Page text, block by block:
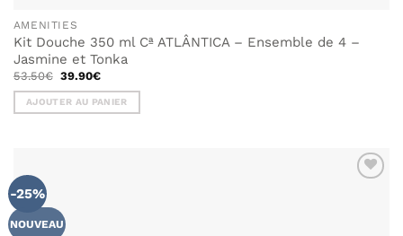
AMENITIES
Kit Douche 350 ml Cª ATLÂNTICA – Ensemble de 4 –
Jasmine et Tonka
53.50€ Le
initial
était :
53.50€.
39.90€Le
actuel
est :
39.90€.
AJOUTER AU PANIER
-25%
NOUVEAU